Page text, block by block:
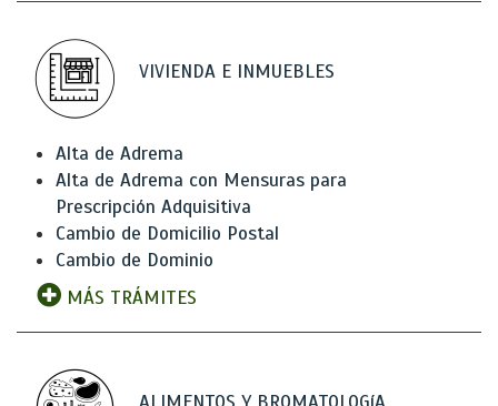
VIVIENDA E INMUEBLES
Alta de Adrema
Alta de Adrema con Mensuras para
Prescripción Adquisitiva
Cambio de Domicilio Postal
Cambio de Dominio
MÁS TRÁMITES